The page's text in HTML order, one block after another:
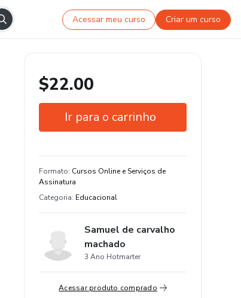
Acessar meu curso Criar um curso
$22.00
Ir para o carrinho
Estude do seu jeito e em qualquer
dispositivo
Formato: Cursos Online e Serviços de
Assinatura
Categoria: Educacional
Samuel de carvalho
machado
3 Ano Hotmarter
Acessar produto comprado